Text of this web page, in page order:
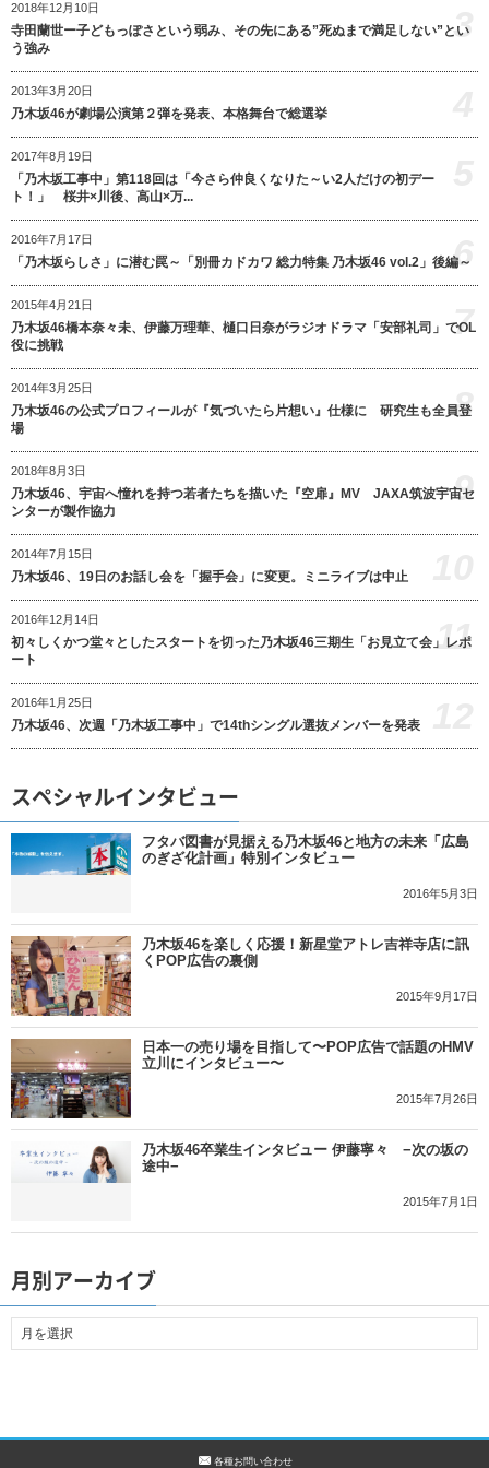
2018年12月10日
寺田蘭世ー子どもっぽさという弱み、その先にある”死ぬまで満足しない”とい
う強み
3
2013年3月20日
乃木坂46が劇場公演第２弾を発表、本格舞台で総選挙
2017年8月19日
「乃木坂工事中」第118回は「今さら仲良くなりた～い2人だけの初デー
ト！」 桜井×川後、高山×万...
2016年7月17日
「乃木坂らしさ」に潜む罠～「別冊カドカワ 総力特集 乃木坂46 vol.2」後編～
6
2015年4月21日
乃木坂46橋本奈々未、伊藤万理華、樋口日奈がラジオドラマ「安部礼司」でOL
役に挑戦
7
2014年3月25日
乃木坂46の公式プロフィールが『気づいたら片想い』仕様に 研究生も全員登
場
8
2018年8月3日
乃木坂46、宇宙へ憧れを持つ若者たちを描いた『空扉』MV JAXA筑波宇宙セ
ンターが製作協力
9
2014年7月15日
乃木坂46、19日のお話し会を「握手会」に変更。ミニライブは中止
2016年12月14日
初々しくかつ堂々としたスタートを切った乃木坂46三期生「お見立て会」レポ
ート
11
2016年1月25日
乃木坂46、次週「乃木坂工事中」で14thシングル選抜メンバーを発表
スペシャルインタビュー
フタバ図書が見据える乃木坂46と地方の未来「広島
のぎざ化計画」特別インタビュー
2016年5月3日
乃木坂46を楽しく応援！新星堂アトレ吉祥寺店に訊
くPOP広告の裏側
2015年9月17日
日本一の売り場を目指して〜POP広告で話題のHMV
立川にインタビュー〜
2015年7月26日
乃木坂46卒業生インタビュー 伊藤寧々 −次の坂の
途中−
2015年7月1日
月別アーカイブ
各種お問い合わせ